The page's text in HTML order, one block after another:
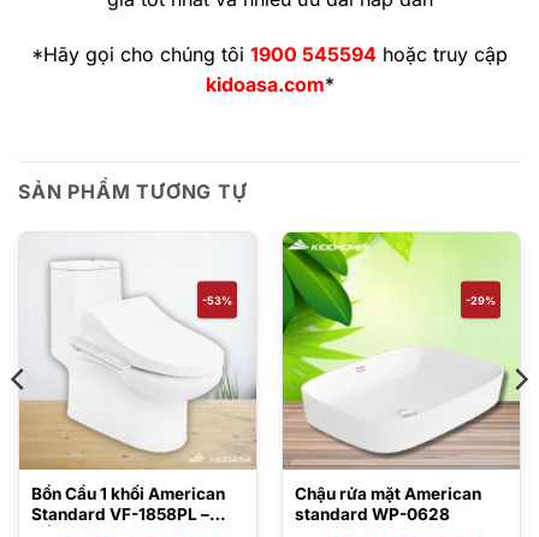
*Hãy gọi cho chúng tôi 1900 545594 hoặc truy cập
kidoasa.com*
SẢN PHẨM TƯƠNG TỰ
-53%
Bồn Cầu 1 khối American
Standard VF-1858PL –
-29%
Chậu rửa mặt American
standard WP-0628